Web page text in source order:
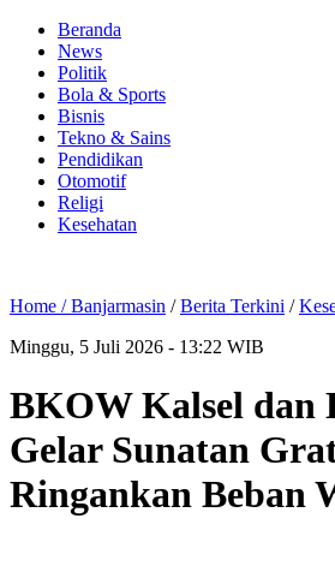
Beranda
News
Politik
Bola & Sports
Bisnis
Tekno & Sains
Pendidikan
Otomotif
Religi
Kesehatan
Home /Banjarmasin /Berita Terkini /
Minggu, 5 Juli 2026 - 13:22 WIB
BKOW Kalsel dan
Gelar Sunatan
Ringankan Beban